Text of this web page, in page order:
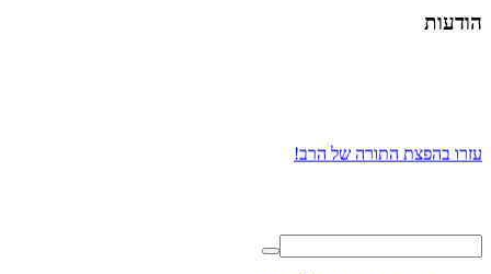
הודעות
עזרו בהפצת התורה של הרב!